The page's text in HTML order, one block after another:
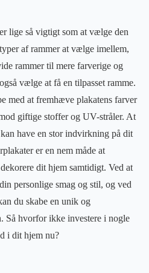
lige så vigtigt som at vælge den
af rammer at vælge imellem,
rammer til mere farverige og
vælge at få en tilpasset ramme.
med at fremhæve plakatens farver
giftige stoffer og UV-stråler. At
have en stor indvirkning på dit
er en nem måde at
dit hjem samtidigt. Ved at
personlige smag og stil, og ved
du skabe en unik og
Så hvorfor ikke investere i nogle
i dit hjem nu?